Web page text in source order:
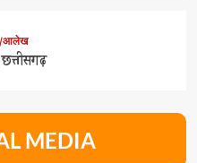
आलेख
MEDIA